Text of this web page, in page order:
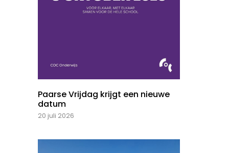
Paarse Vrijdag krijgt een nieuwe
datum
20 juli 2026